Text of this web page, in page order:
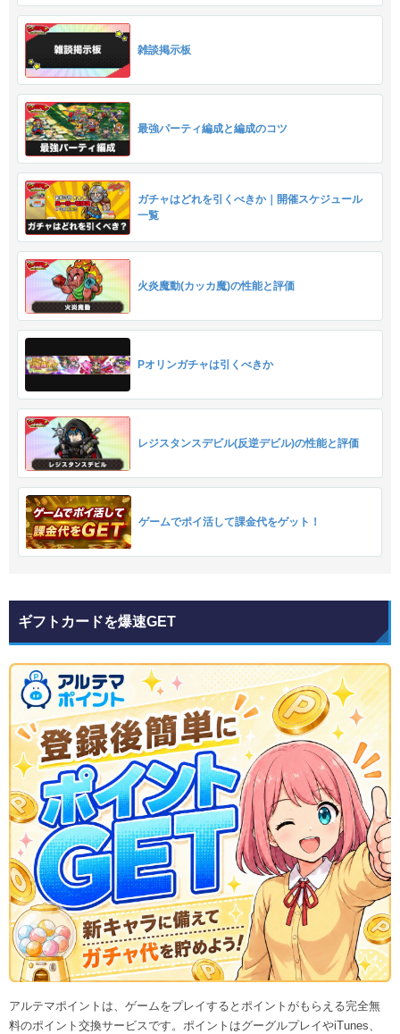
雑談掲示板
最強パーティ編成と編成のコツ
ガチャはどれを引くべきか｜開催スケジュール
一覧
火炎魔動(カッカ魔)の性能と評価
Pオリンガチャは引くべきか
レジスタンスデビル(反逆デビル)の性能と評価
ゲームでポイ活して課金代をゲット！
ギフトカードを爆速GET
アルテマポイントは、ゲームをプレイするとポイントがもらえる完全無
料のポイント交換サービスです。ポイントはグーグルプレイやiTunes、